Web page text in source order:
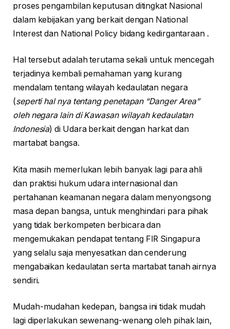
proses pengambilan keputusan ditingkat Nasional
dalam kebijakan yang berkait dengan National
Interest dan National Policy bidang kedirgantaraan .
Hal tersebut adalah terutama sekali untuk mencegah
terjadinya kembali pemahaman yang kurang
mendalam tentang wilayah kedaulatan negara
(seperti hal nya tentang penetapan “Danger Area”
oleh negara lain di Kawasan wilayah kedaulatan
Indonesia) di Udara berkait dengan harkat dan
martabat bangsa.
Kita masih memerlukan lebih banyak lagi para ahli
dan praktisi hukum udara internasional dan
pertahanan keamanan negara dalam menyongsong
masa depan bangsa, untuk menghindari para pihak
yang tidak berkompeten berbicara dan
mengemukakan pendapat tentang FIR Singapura
yang selalu saja menyesatkan dan cenderung
mengabaikan kedaulatan serta martabat tanah airnya
sendiri.
Mudah-mudahan kedepan, bangsa ini tidak mudah
lagi diperlakukan sewenang-wenang oleh pihak lain,